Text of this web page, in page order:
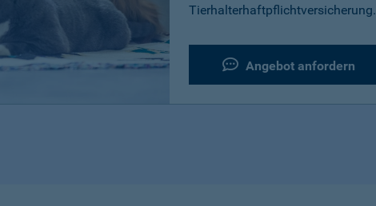
Tierhalterhaftpflichtversicherung.
Angebot anfordern